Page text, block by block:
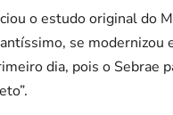
o estudo original do
se
dia, pois o Sebrae